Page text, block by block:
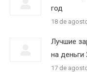
год
18 de
Лучшие
на деньги
17 de